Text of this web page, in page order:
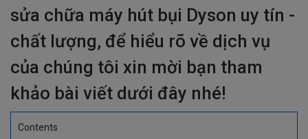
sửa chữa máy hút bụi Dyson uy tín -
chất lượng, để hiểu rõ về dịch vụ
của chúng tôi xin mời bạn tham
khảo bài viết dưới đây nhé!
Contents